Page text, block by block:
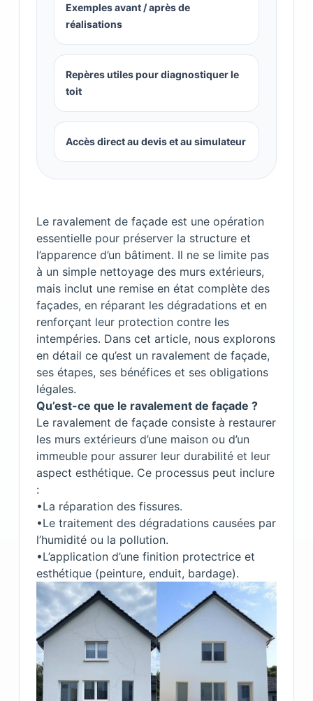
Exemples avant / après de
réalisations
Repères utiles pour diagnostiquer le
toit
Accès direct au devis et au simulateur
Le ravalement de façade est une opération
essentielle pour préserver la structure et
l’apparence d’un bâtiment. Il ne se limite pas
à un simple nettoyage des murs extérieurs,
mais inclut une remise en état complète des
façades, en réparant les dégradations et en
renforçant leur protection contre les
intempéries. Dans cet article, nous explorons
en détail ce qu’est un ravalement de façade,
ses étapes, ses bénéfices et ses obligations
légales.
Qu’est-ce que le ravalement de façade ?
Le ravalement de façade consiste à restaurer
les murs extérieurs d’une maison ou d’un
immeuble pour assurer leur durabilité et leur
aspect esthétique. Ce processus peut inclure
:
•La réparation des fissures.
•Le traitement des dégradations causées par
l’humidité ou la pollution.
•L’application d’une finition protectrice et
esthétique (peinture, enduit, bardage).